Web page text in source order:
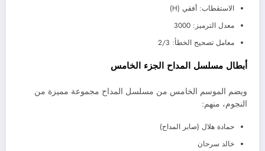
الاستقطاب: أفقي (H)
معدل الترميز: 3000
معامل تصحيح الخطأ: 2/3
أبطال مسلسل المداح الجزء الخامس
ويضم الموسم الخامس من مسلسل المداح مجموعة مميزة من
النجوم، منهم:
حمادة هلال (صابر المداح)
خالد سرحان